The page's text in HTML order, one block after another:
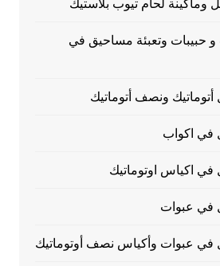
وماكينة لحام تيوب بلاستيك
و حبيبات وتعبئة مساحيق في
أتوماتيك ونصف أتوماتيك
في اكواب
في اكياس اوتوماتيك
في عبوات
في عبوات وأكياس نصف أوتوماتيك